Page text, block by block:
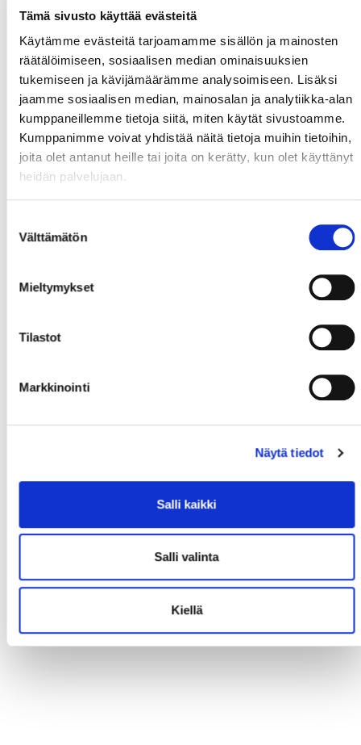
Tämä sivusto käyttää evästeitä
Käytämme evästeitä tarjoamamme sisällön ja mainosten
räätälöimiseen, sosiaalisen median ominaisuuksien
tukemiseen ja kävijämäärämme analysoimiseen. Lisäksi
jaamme sosiaalisen median, mainosalan ja analytiikka-alan
kumppaneillemme tietoja siitä, miten käytät sivustoamme.
Kumppanimme voivat yhdistää näitä tietoja muihin tietoihin,
joita olet antanut heille tai joita on kerätty, kun olet käyttänyt
heidän palvelujaan.
valinta
Välttämätön
Mieltymykset
Tilastot
Markkinointi
Näytä tiedot
Salli kaikki
Salli valinta
Kiellä